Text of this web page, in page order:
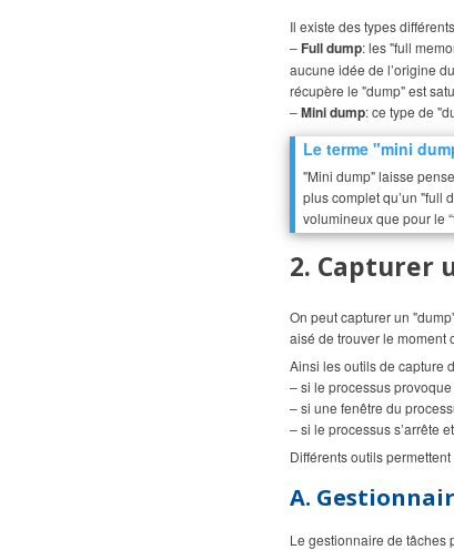
Il existe des types
– Full dump: les "full
aucune idée de l’origine
récupère le "dump" est
–Mini dump: ce type de
Le terme "mini
"Mini dump" laisse
plus complet qu’un "full
volumineux que pour le
2. Capturer
On peut capturer un
aisé de trouver le moment
Ainsi les outils de capture
– si le processus
– si une fenêtre du
– si le processus s’arrête
Différents outils
A.
Le gestionnaire de tâches